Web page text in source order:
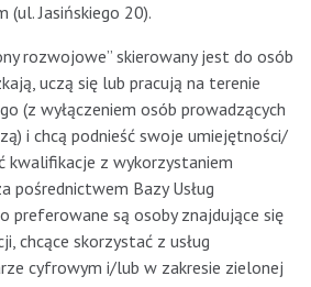
(ul. Jasińskiego 20).
rozwojowe” skierowany jest do osób
uczą się lub pracują na terenie
(z wyłączeniem osób prowadzących
i chcą podnieść swoje umiejętności/
kwalifikacje z wykorzystaniem
pośrednictwem Bazy Usług
preferowane są osoby znajdujące się
chcące skorzystać z usług
cyfrowym i/lub w zakresie zielonej